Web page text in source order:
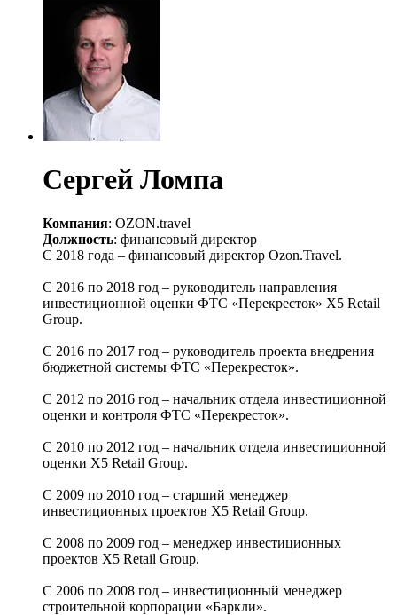
Сергей Ломпа
Компания: OZON.travel
Должность: финансовый директор
С 2018 года – финансовый директор Ozon.Travel.
С 2016 по 2018 год – руководитель направления
инвестиционной оценки ФТС «Перекресток» X5 Retail
Group.
С 2016 по 2017 год – руководитель проекта внедрения
бюджетной системы ФТС «Перекресток».
С 2012 по 2016 год – начальник отдела инвестиционной
оценки и контроля ФТС «Перекресток».
С 2010 по 2012 год – начальник отдела инвестиционной
оценки X5 Retail Group.
С 2009 по 2010 год – старший менеджер
инвестиционных проектов X5 Retail Group.
С 2008 по 2009 год – менеджер инвестиционных
проектов X5 Retail Group.
С 2006 по 2008 год – инвестиционный менеджер
строительной корпорации «Баркли».